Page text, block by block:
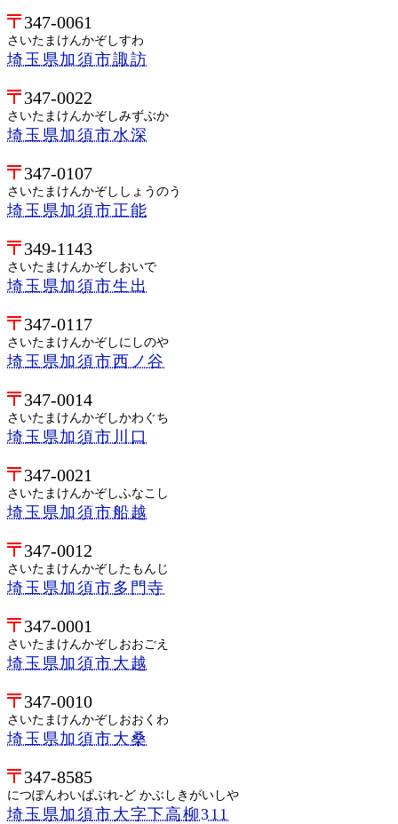
347-0061
さいたまけんかぞしすわ
埼玉県加須市諏訪
347-0022
さいたまけんかぞしみずぶか
埼玉県加須市水深
347-0107
さいたまけんかぞししょうのう
埼玉県加須市正能
349-1143
さいたまけんかぞしおいで
埼玉県加須市生出
347-0117
さいたまけんかぞしにしのや
埼玉県加須市西ノ谷
347-0014
さいたまけんかぞしかわぐち
埼玉県加須市川口
347-0021
さいたまけんかぞしふなこし
埼玉県加須市船越
347-0012
さいたまけんかぞしたもんじ
埼玉県加須市多門寺
347-0001
さいたまけんかぞしおおごえ
埼玉県加須市大越
347-0010
さいたまけんかぞしおおくわ
埼玉県加須市大桑
347-8585
につぽんわいぱぶれ-ど かぶしきがいしや
埼玉県加須市大字下高柳311